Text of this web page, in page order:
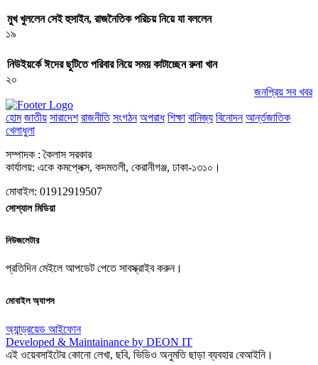
মুখ খুললেন সেই হুসাইন, রাজনৈতিক পরিচয় নিয়ে যা বললেন
১৯
নিউইয়র্কে ঈদের ছুটিতে পরিবার নিয়ে সময় কাটাচ্ছেন রুনা খান
২০
জনপ্রিয় সব খবর
হোম জাতীয় সারাদেশ রাজনীতি সংগঠন অপরাধ শিক্ষা বানিজ্য বিনোদন আর্ন্তজাতিক
খেলাধুলা
সম্পাদক : কৈলাস সরকার
কার্যালয়: একে কমপ্লেক্স, কদমতলী, কেরানীগঞ্জ, ঢাকা-১৩১০।
মোবাইল: 01912919507
সোশ্যাল মিডিয়া
নিউজলেটার
প্রতিদিন মেইলে আপডেট পেতে সাবস্ক্রাইব করুন।
মোবাইল অ্যাপস
অ্যান্ড্রয়েড আইফোন
Developed & Maintainance by DEON IT
এই ওয়েবসাইটের কোনো লেখা, ছবি, ভিডিও অনুমতি ছাড়া ব্যবহার বেআইনি।